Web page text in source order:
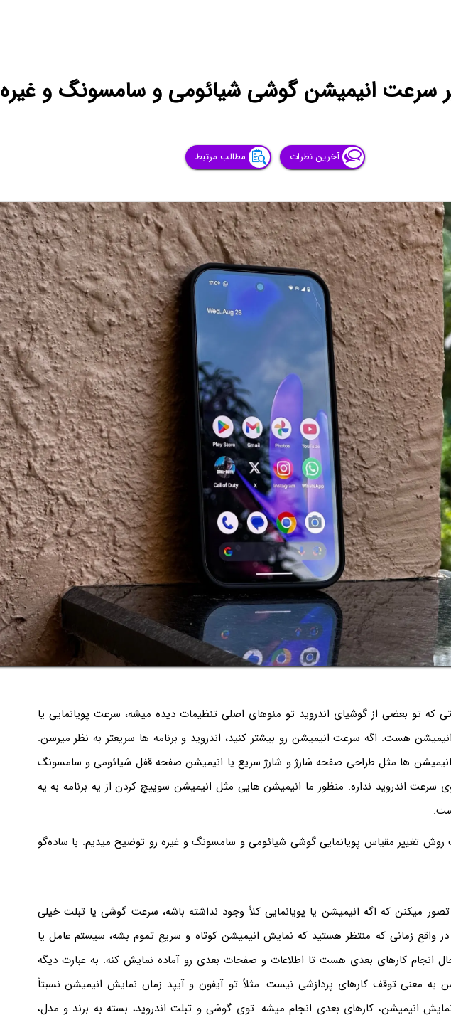
سرعت انیمیشن گوشی شیائومی و سامسونگ و غیره
آخرین نظرات مطالب مرتبط
که تو بعضی از گوشیای اندروید تو منوهای اصلی تنظیمات دیده میشه، سرعت پویانمایی یا
هست. اگه سرعت انیمیشن رو بیشتر کنید، اندروید و برنامه ها سریعتر به نظر میرسن.
انیمیشن ها مثل طراحی صفحه شارژ و شارژ سریع یا انیمیشن صفحه قفل شیائومی و سامسونگ
سرعت اندروید نداره. منظور ما انیمیشن هایی مثل انیمیشن سوییچ کردن از یه برنامه به یه
روش تغییر مقیاس پویانمایی گوشی شیائومی و سامسونگ و غیره رو توضیح میدیم. با ساده‌گو
تصور میکنن که اگه انیمیشن یا پویانمایی کلاً وجود نداشته باشه، سرعت گوشی یا تبلت خیلی
در واقع زمانی که منتظر هستید که نمایش انیمیشن کوتاه و سریع تموم بشه، سیستم عامل یا
انجام کارهای بعدی هست تا اطلاعات و صفحات بعدی رو آماده نمایش کنه. به عبارت دیگه
به معنی توقف کارهای پردازشی نیست. مثلاً تو آیفون و آیپد زمان نمایش انیمیشن نسبتاً
انیمیشن، کارهای بعدی انجام میشه. توی گوشی و تبلت اندروید، بسته به برند و مدل،